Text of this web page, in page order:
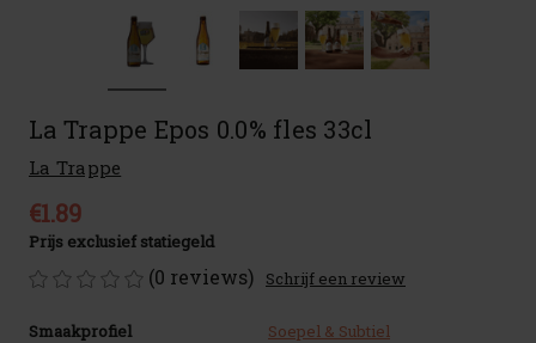
La Trappe Epos 0.0% fles 33cl
La Trappe
€1.89
Prijs exclusief statiegeld
(0 reviews) Schrijf een review
Smaakprofiel
Soepel & Subtiel